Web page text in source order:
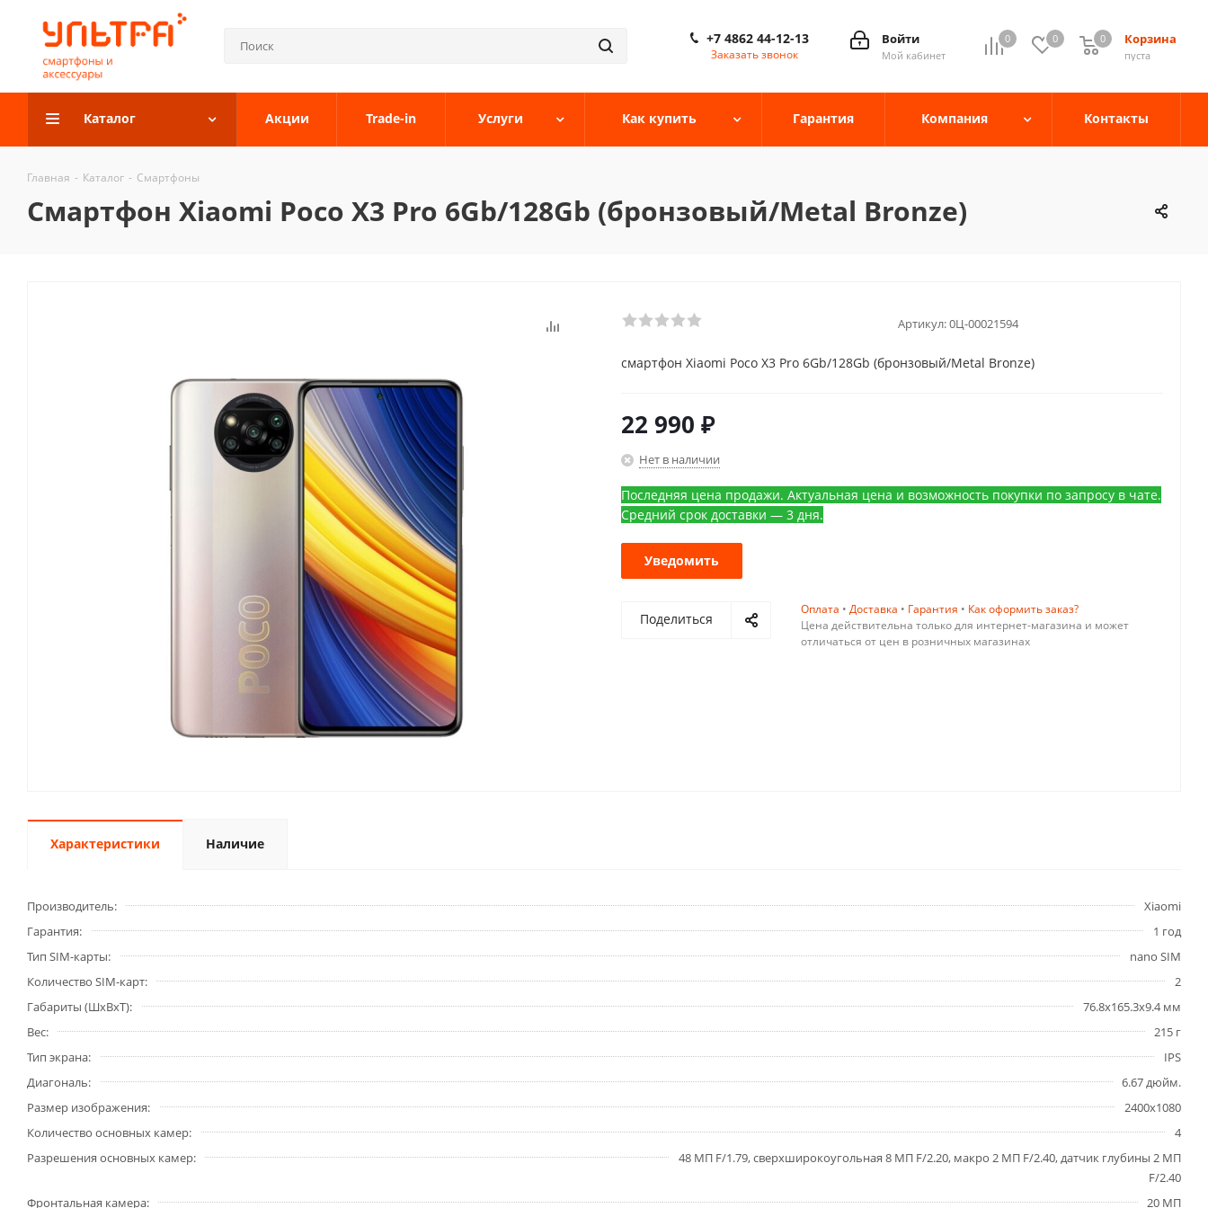
0 0 Корзина
0
пуста
0
Войти
Мой кабинет
+7 4862 44-12-13
Заказать звонок
Каталог Акции Trade-in Услуги Как купить Гарантия Компания Контакты
Главная - Каталог - Смартфоны
Смартфон Xiaomi Poco X3 Pro 6Gb/128Gb (бронзовый/Metal Bronze)
Артикул:0Ц-00021594
смартфон Xiaomi Poco X3 Pro 6Gb/128Gb (бронзовый/Metal Bronze)
22 990 ₽
Нет в наличии
Последняя цена продажи. Актуальная цена и возможность покупки по запросу в чате.
Средний срок доставки — 3 дня.
Уведомить
Поделиться
Оплата • Доставка • Гарантия • Как оформить заказ?
Цена действительна только для интернет-магазина и может
отличаться от цен в розничных магазинах
Характеристики Наличие
Производитель
Xiaomi
Гарантия
1 год
Тип SIM-карты
nano SIM
Количество SIM-карт
2
Габариты (ШxВxТ)
76.8x165.3x9.4 мм
Вес
215 г
Тип экрана
IPS
Диагональ
6.67 дюйм.
Размер изображения
2400x1080
Количество основных камер
4
Разрешения основных камер
48 МП F/1.79, сверхширокоугольная 8 МП F/2.20, макро 2 МП F/2.40, датчик глубины 2 МП
F/2.40
Фронтальная камера
20 МП